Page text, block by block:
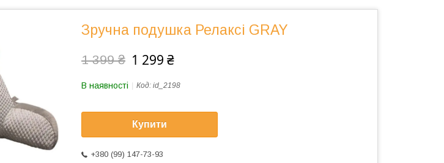
Зручна подушка Релаксі GRAY
1 399 ₴ 1 299 ₴
В наявності Код: id_2198
Купити
+380 (99) 147-73-93